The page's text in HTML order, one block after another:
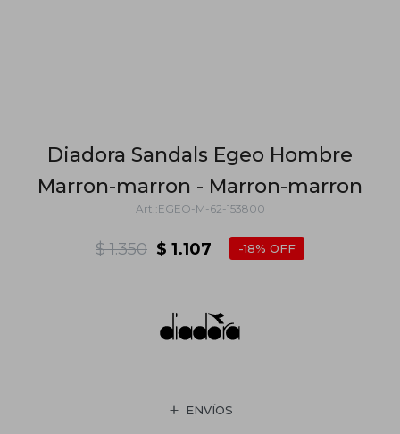
Diadora Sandals Egeo Hombre
Marron-marron - Marron-marron
EGEO-M-62-153800
$ 1.107
$ 1.350 18
ENVÍOS